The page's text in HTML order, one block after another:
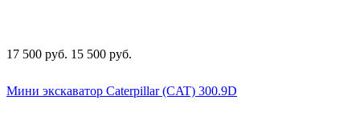
17 500 руб. 15 500 руб.
Мини экскаватор Caterpillar (CAT) 300.9D